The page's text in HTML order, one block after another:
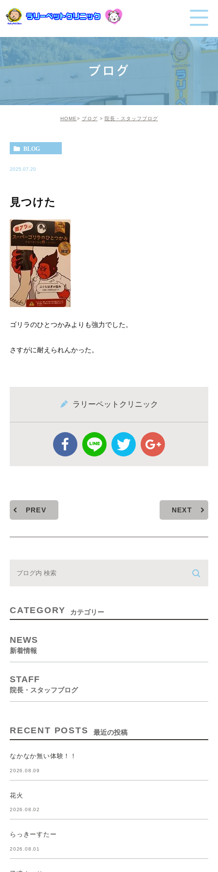
ブログ
HOME ブログ 院長・スタッフブログ
BLOG
2025.07.20
見つけた
ゴリラのひとつかみよりも強力でした。
さすがに耐えられんかった。
ラリーペットクリニック
PREV NEXT
CATEGORY カテゴリー
NEWS
新着情報
STAFF
院長・スタッフブログ
RECENT POSTS 最近の投稿
なかなか無い体験！！
2026.08.09
花火
2026.08.02
らっきーすたー
2026.08.01